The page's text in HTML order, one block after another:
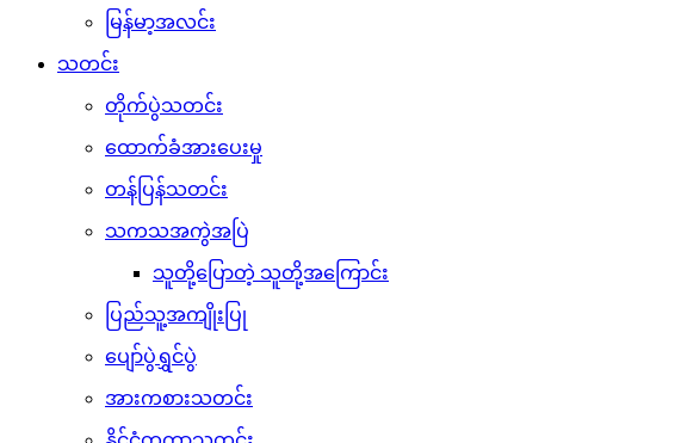
မြန်မာ့အလင်း
သတင်း
တိုက်ပွဲသတင်း
ထောက်ခံအားပေးမှု
တန်ပြန်သတင်း
သကသအကွဲအပြဲ
သူတို့ပြောတဲ့ သူတို့အကြောင်း
ပြည်သူ့အကျိုးပြု
ပျော်ပွဲရွှင်ပွဲ
အားကစားသတင်း